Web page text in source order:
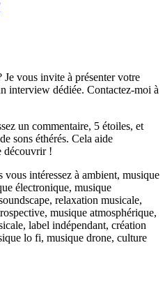
Je vous invite à présenter votre
interview dédiée. Contactez-moi à
un commentaire, 5 étoiles, et
sons éthérés. Cela aide
découvrir !
intéressez à ambient, musique
électronique, musique
relaxation musicale,
musique atmosphérique,
label indépendant, création
lo fi, musique drone, culture